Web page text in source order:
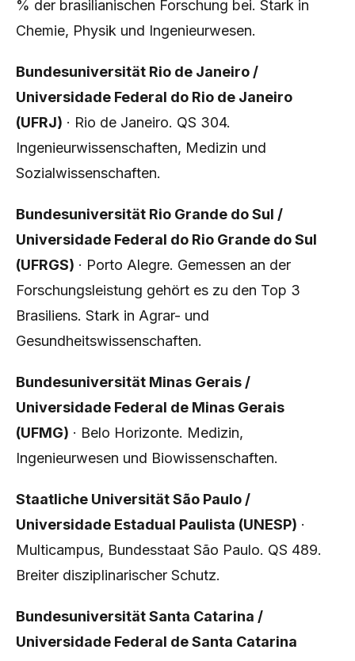
% der brasilianischen Forschung bei. Stark in
Chemie, Physik und Ingenieurwesen.
Bundesuniversität Rio de Janeiro /
Universidade Federal do Rio de Janeiro
(UFRJ) · Rio de Janeiro. QS 304.
Ingenieurwissenschaften, Medizin und
Sozialwissenschaften.
Bundesuniversität Rio Grande do Sul /
Universidade Federal do Rio Grande do Sul
(UFRGS) · Porto Alegre. Gemessen an der
Forschungsleistung gehört es zu den Top 3
Brasiliens. Stark in Agrar- und
Gesundheitswissenschaften.
Bundesuniversität Minas Gerais /
Universidade Federal de Minas Gerais
(UFMG) · Belo Horizonte. Medizin,
Ingenieurwesen und Biowissenschaften.
Staatliche Universität São Paulo /
Universidade Estadual Paulista (UNESP) ·
Multicampus, Bundesstaat São Paulo. QS 489.
Breiter disziplinarischer Schutz.
Bundesuniversität Santa Catarina /
Universidade Federal de Santa Catarina